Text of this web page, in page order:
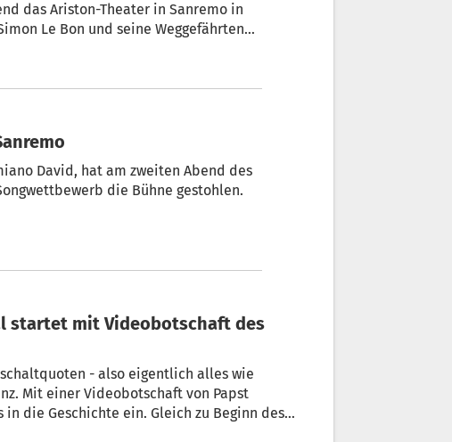
das Ariston-Theater in Sanremo in
Le Bon und seine Weggefährten
David, hat am zweiten Abend des
die Bühne gestohlen.
- also eigentlich alles wie
Mit einer Videobotschaft von Papst
in die Geschichte ein. Gleich zu Beginn des